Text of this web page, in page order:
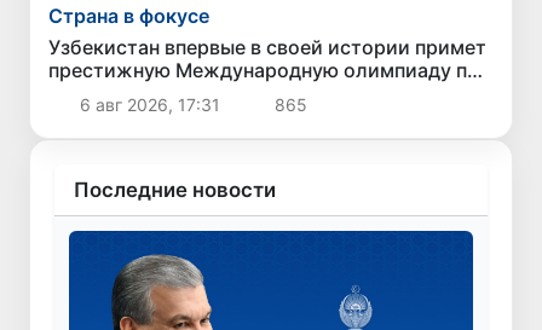
Страна в фокусе
Узбекистан впервые в своей истории примет
престижную Международную олимпиаду по
информатике IOI 2026
6 авг 2026, 17:31 865
Последние новости